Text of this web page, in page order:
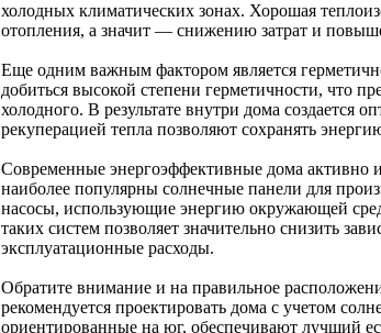
холодных климатических зонах. Хорошая
отопления, а значит — снижению затрат и
Еще одним важным фактором является
добиться высокой степени герметичности, что
холодного. В результате внутри дома создается
рекуперацией тепла позволяют сохранять
Современные энергоэффективные дома активно
наиболее популярны солнечные панели для
насосы, использующие энергию окружающей
таких систем позволяет значительно снизить
эксплуатационные расходы.
Обратите внимание и на правильное
рекомендуется проектировать дома с учетом
ориентированные на юг, обеспечивают лучший